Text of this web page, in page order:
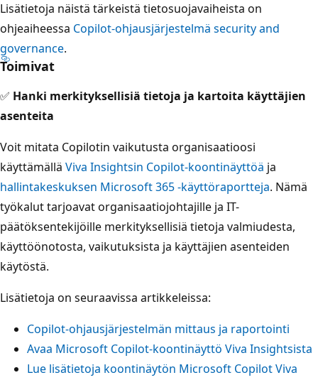
Lisätietoja näistä tärkeistä tietosuojavaiheista on
ohjeaiheessa Copilot-ohjausjärjestelmä security and
governance.
Toimivat
✅ Hanki merkityksellisiä tietoja ja kartoita käyttäjien
asenteita
Voit mitata Copilotin vaikutusta organisaatioosi
käyttämällä Viva Insightsin Copilot-koontinäyttöä ja
hallintakeskuksen Microsoft 365 -käyttöraportteja. Nämä
työkalut tarjoavat organisaatiojohtajille ja IT-
päätöksentekijöille merkityksellisiä tietoja valmiudesta,
käyttöönotosta, vaikutuksista ja käyttäjien asenteiden
käytöstä.
Lisätietoja on seuraavissa artikkeleissa:
Copilot-ohjausjärjestelmän mittaus ja raportointi
Avaa Microsoft Copilot-koontinäyttö Viva Insightsista
Lue lisätietoja koontinäytön Microsoft Copilot Viva